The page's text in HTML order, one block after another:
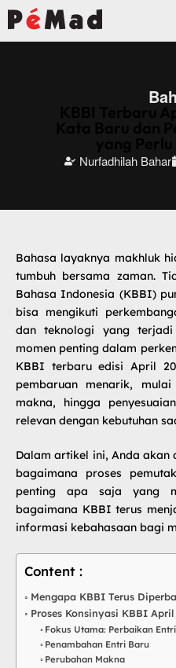
Nurfadhilah Bahar
Bahasa layaknya makhluk
tumbuh bersama zaman.
Bahasa Indonesia (KBBI)
bisa mengikuti
dan teknologi yang
momen penting dalam
KBBI terbaruedisi April
pembaruan menarik,
makna, hingga
relevan dengan kebutuhan
Dalam artikel ini, Anda
bagaimana proses
penting apa saja yang
bagaimana KBBI terus
informasi kebahasaan bagi
Content :
Mengapa KBBI Terus
Proses Konsinyasi KBBI April
Fokus Utama: Perbaikan
Penambahan Entri Baru
Perubahan Makna